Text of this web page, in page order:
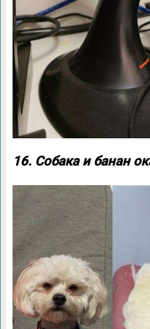
16. Собака и банан